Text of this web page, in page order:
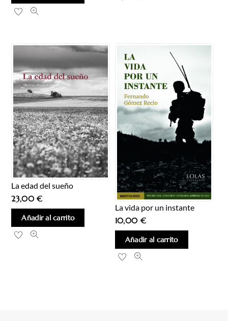
La edad del sueño
23,00€
Añadir al carrito
La vida por un instante
10,00 €
Añadir al carrito